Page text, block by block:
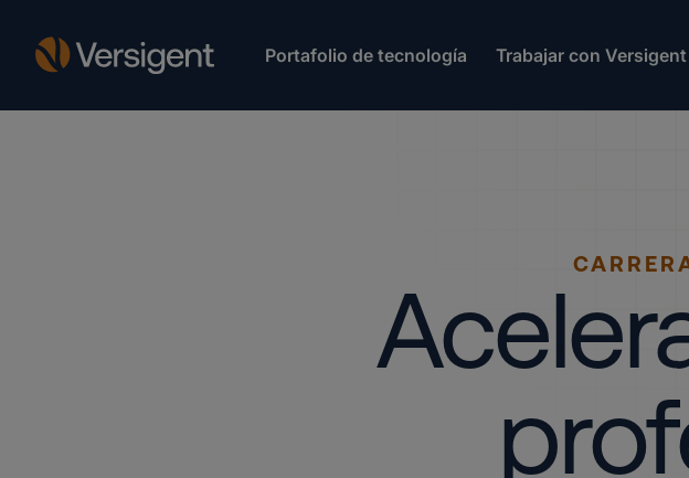
Portafolio de tecnología Trabajar con Versigent